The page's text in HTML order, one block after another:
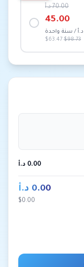
70.00 د.أ
45.00
د.أ / سنة واحدة
$98.73
0.00 د.أ
0.00 د.أ
$0.00